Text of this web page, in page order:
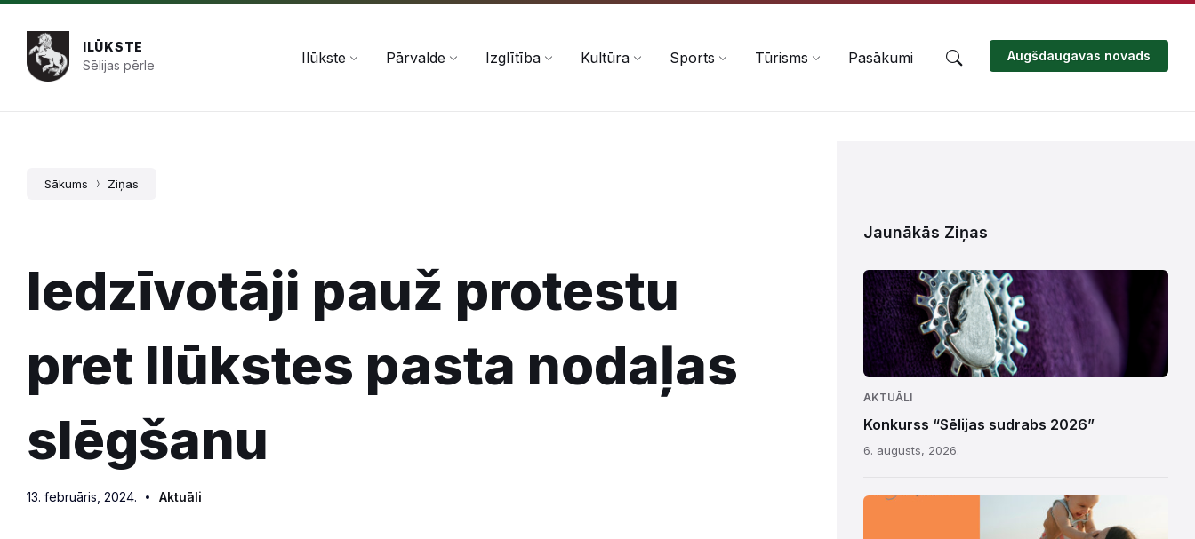
Pāriet
saturu
Skip
navigation
Skip
footer
ILŪKSTE
Sēlijas pērle
Ilūkste Pārvalde Izglītība Kultūra Sports Tūrisms Pasākumi Augšdaugavas novads
Sākums Ziņas
Iedzīvotāji pauž protestu
pret Ilūkstes pasta nodaļas
slēgšanu
13. februāris, 2024. Aktuāli
Jaunākās Ziņas
AKTUĀLI
Konkurss “Sēlijas sudrabs 2026”
6. augusts, 2026.